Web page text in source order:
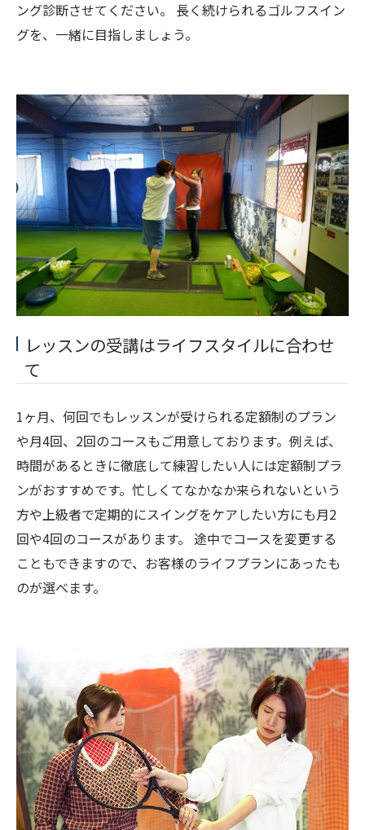
ング診断させてください。 長く続けられるゴルフスイン
グを、一緒に目指しましょう。
レッスンの受講はライフスタイルに合わせ
て
1ヶ月、何回でもレッスンが受けられる定額制のプラン
や月4回、2回のコースもご用意しております。例えば、
時間があるときに徹底して練習したい人には定額制プラ
ンがおすすめです。忙しくてなかなか来られないという
方や上級者で定期的にスイングをケアしたい方にも月2
回や4回のコースがあります。 途中でコースを変更する
こともできますので、お客様のライフプランにあったも
のが選べます。